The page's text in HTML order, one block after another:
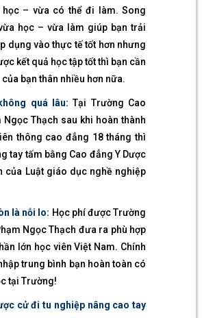
– vừa có thể đi làm. Song
học – vừa làm giúp bạn trải
dụng vào thực tế tốt hơn nhưng
kết quả học tập tốt thì bạn cần
bạn thân nhiều hơn nữa.
quá lâu:Tại Trường Cao
Ngọc Thạch sau khi hoàn thành
thông cao đẳng 18 tháng thì
tay tấm bằng Cao đẳng Y Dược
của Luật giáo dục nghề nghiệp
là nỗi lo: Học phí được Trường
Ngọc Thạch đưa ra phù hợp
lớn học viên Việt Nam. Chính
trung bình bạn hoàn toàn có
tại Trường!
cử đi tu nghiệp nâng cao tay